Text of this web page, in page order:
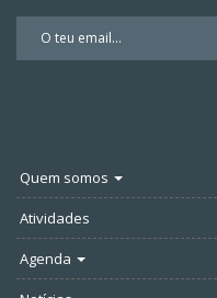
Quem somos
Atividades
Agenda